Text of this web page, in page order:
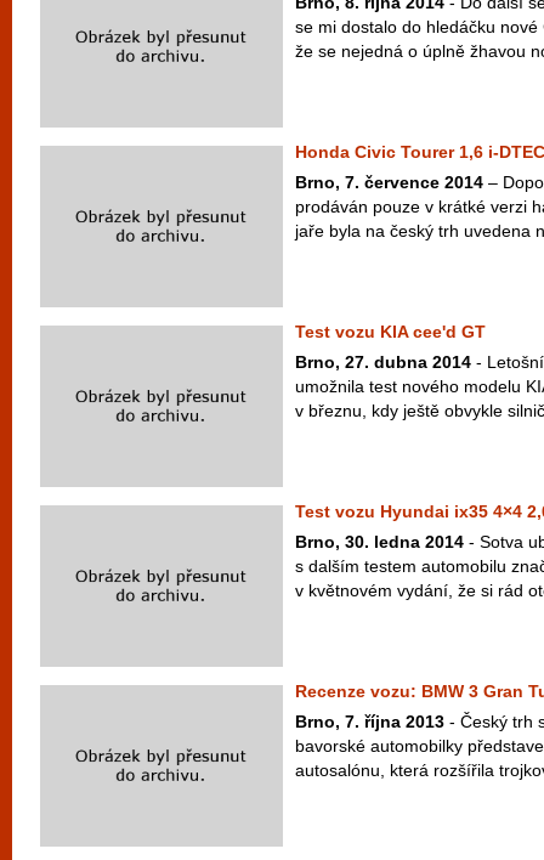
se mi dostalo do hledáčku
že se nejedná o úplně žhavou
Honda Civic Tourer 1,6 i-
Brno, 7. července 2014 –
prodáván pouze v krátké verzi
jaře byla na český trh uvedena
Test vozu KIA cee'd GT
Brno, 27. dubna 2014 -
umožnila test nového modelu
v březnu, kdy ještě obvykle
Test vozu Hyundai ix35 4×4
Brno, 30. ledna 2014 - Sotva
s dalším testem automobilu
v květnovém vydání, že si rád
Recenze vozu: BMW 3 Gran
Brno, 7. října 2013 - Český trh
bavorské automobilky
autosalónu, která rozšířila